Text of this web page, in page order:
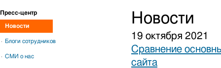
Новости
19 октября 2021
Сравнение
сайта
Пресс-центр
Новости
Блоги сотрудников
СМИ о нас